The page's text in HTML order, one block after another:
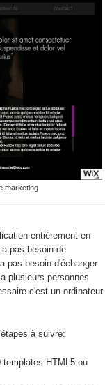
marketing
entièrement en
pas besoin de
pas besoin d'échanger
plusieurs personnes
c'est un ordinateur
à suivre:
HTML5 ou